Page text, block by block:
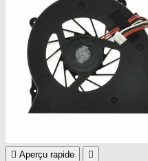
 Aperçu rapide 